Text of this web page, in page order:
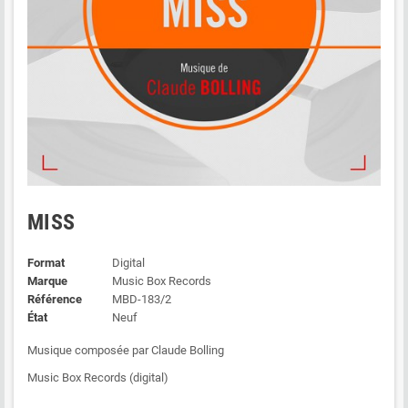
MISS
Format
Digital
Marque
Music Box Records
Référence
MBD-183/2
État
Neuf
Musique composée par Claude Bolling
Music Box Records (digital)